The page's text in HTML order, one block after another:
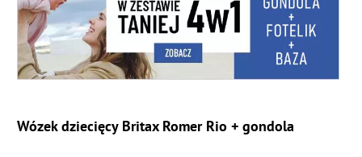
Wózek dziecięcy Britax Romer Rio + gondola